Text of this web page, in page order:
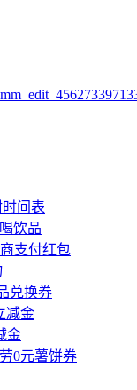
间表
饮品
支付红包
兑换券
减金
金
0元薯饼券